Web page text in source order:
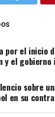
por el inicio
y el
sobre
en su contra